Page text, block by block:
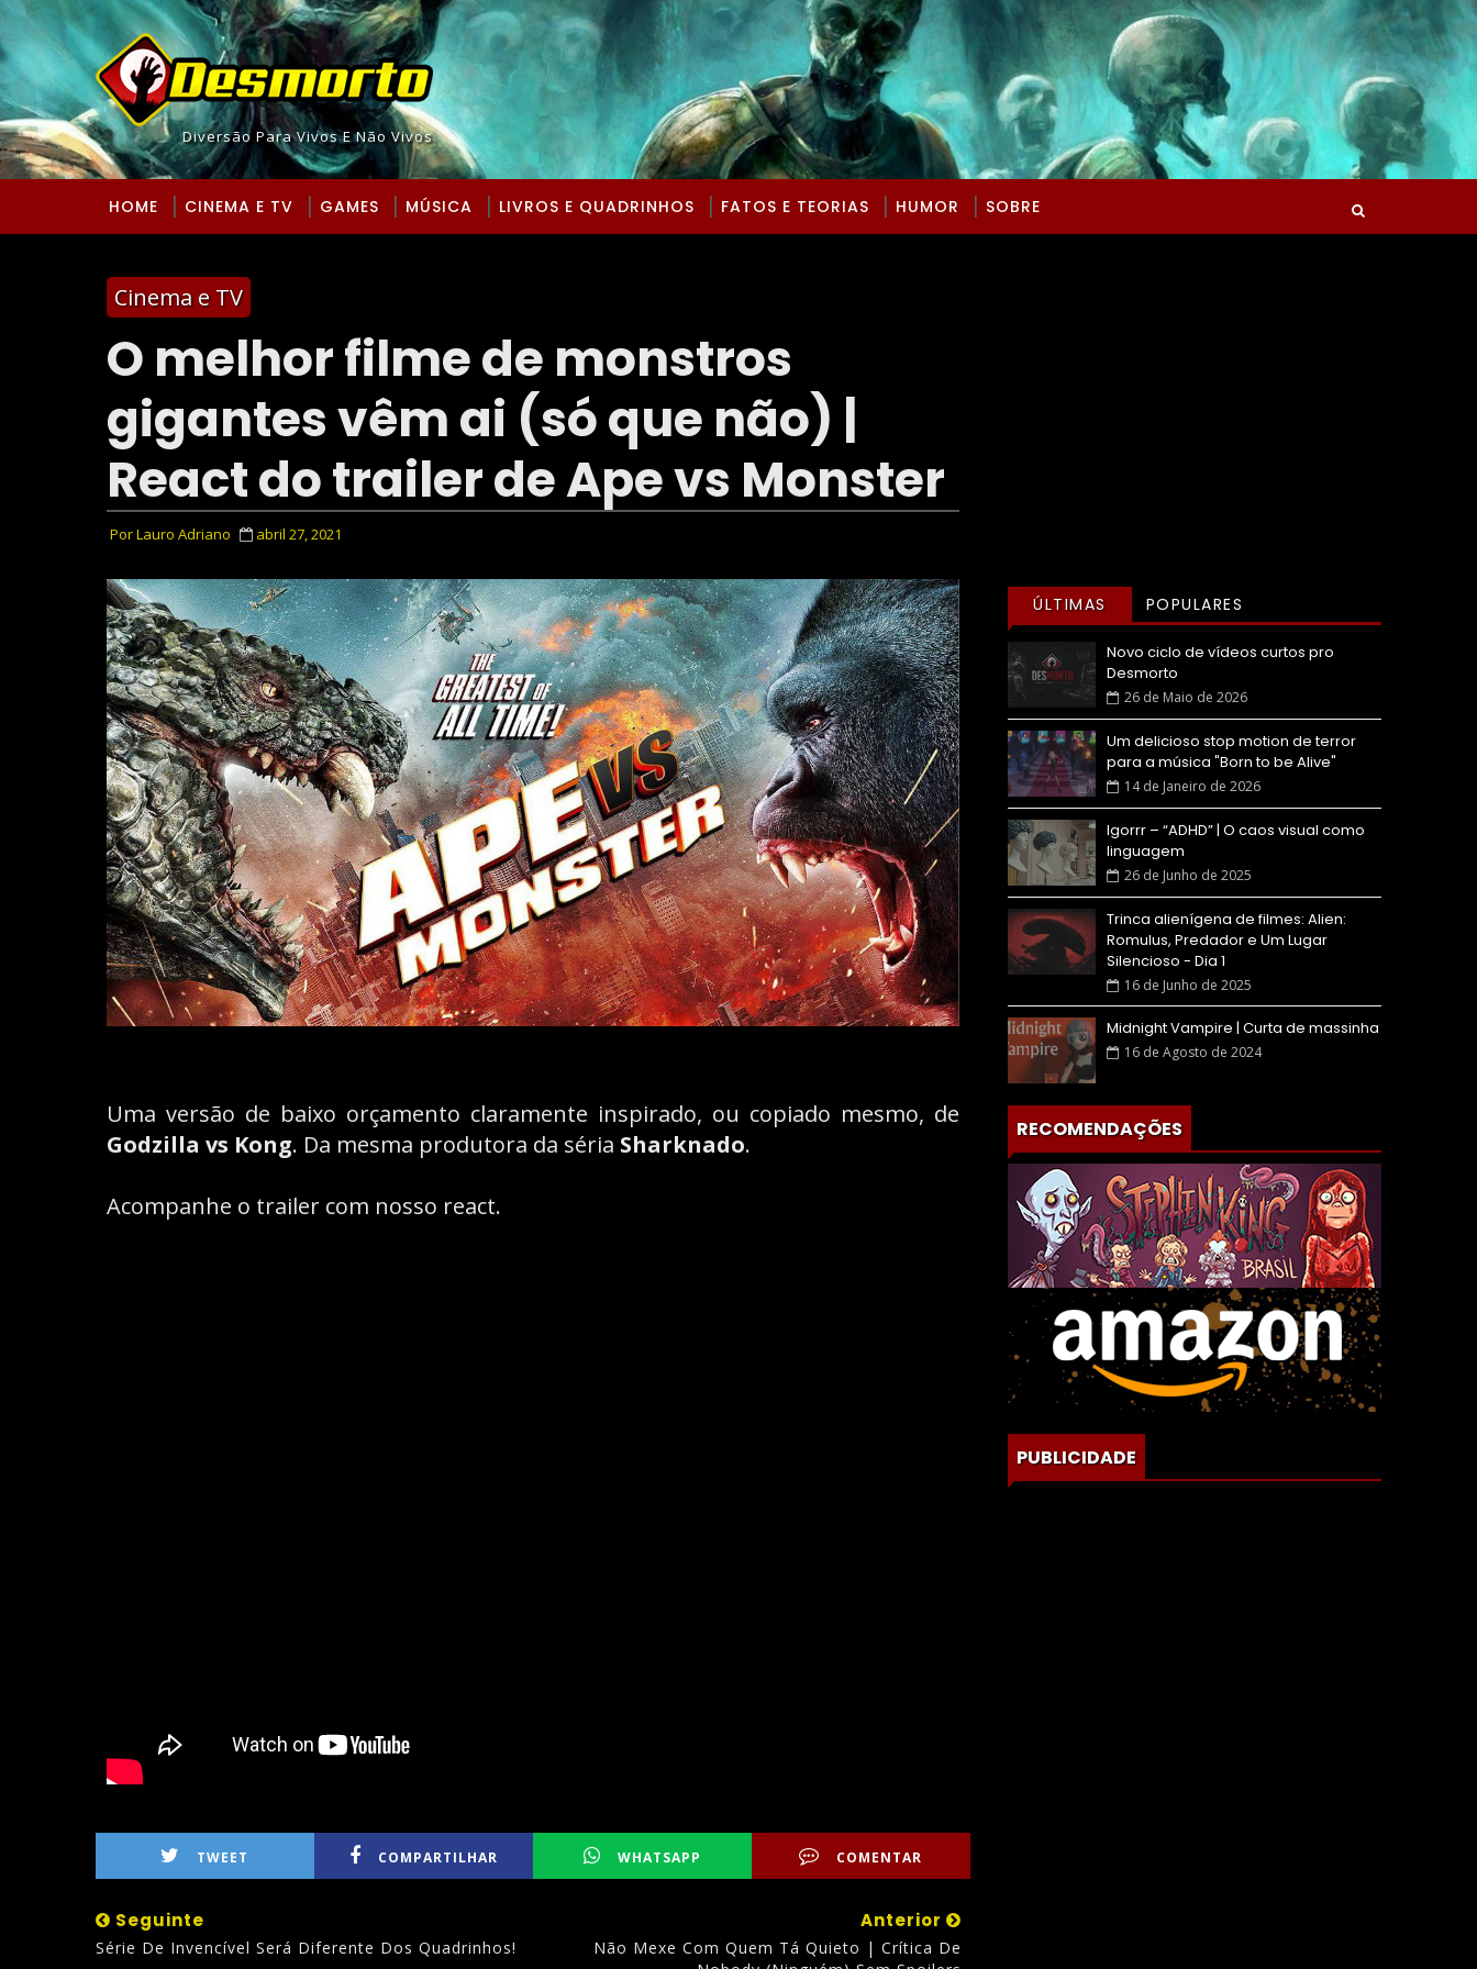
Diversão Para Vivos E Não Vivos
HOME CINEMA E TV GAMES MÚSICA LIVROS E QUADRINHOS FATOS E TEORIAS HUMOR SOBRE
Cinema e TV
O melhor filme de monstros
gigantes vêm ai (só que não) |
React do trailer de Ape vs Monster
PorLauro Adriano abril 27, 2021
Uma versão de baixo orçamento claramente inspirado, ou copiado mesmo, de
Godzilla vs Kong. Da mesma produtora da séria Sharknado.
Acompanhe o trailer com nosso react.
TWEET COMPARTILHAR WHATSAPP COMENTAR
Seguinte
Série De Invencível Será Diferente Dos Quadrinhos!
Anterior
Não Mexe Com Quem Tá Quieto | Crítica De
ÚLTIMAS POPULARES
Novo ciclo de vídeos curtos pro
Desmorto
26 de Maio de 2026
Um delicioso stop motion de terror
para a música "Born to be Alive"
14 de Janeiro de 2026
Igorrr – “ADHD” | O caos visual como
linguagem
26 de Junho de 2025
Trinca alienígena de filmes: Alien:
Romulus, Predador e Um Lugar
Silencioso - Dia 1
16 de Junho de 2025
Midnight Vampire | Curta de massinha
16 de Agosto de 2024
RECOMENDAÇÕES
PUBLICIDADE